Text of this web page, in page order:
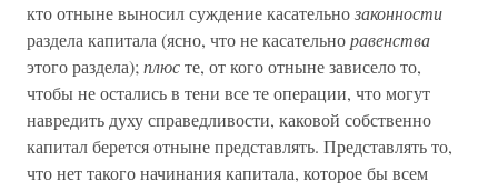
кто отныне выносил суждение касательнозаконности
раздела капитала (ясно, что не касательноравенства
этого раздела); плюсте, от кого отныне зависело то,
чтобы не остались в тени все те операции, что могут
навредить духу справедливости, каковой собственно
капитал берется отныне представлять. Представлять то,
что нет такого начинания капитала, которое бы всем